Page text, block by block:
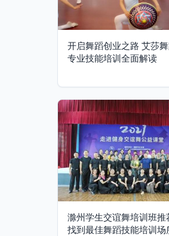
开启舞蹈创业之路 艾莎
专业技能培训全面解读
滁州学生交谊舞培训班
找到最佳舞蹈技能培训场